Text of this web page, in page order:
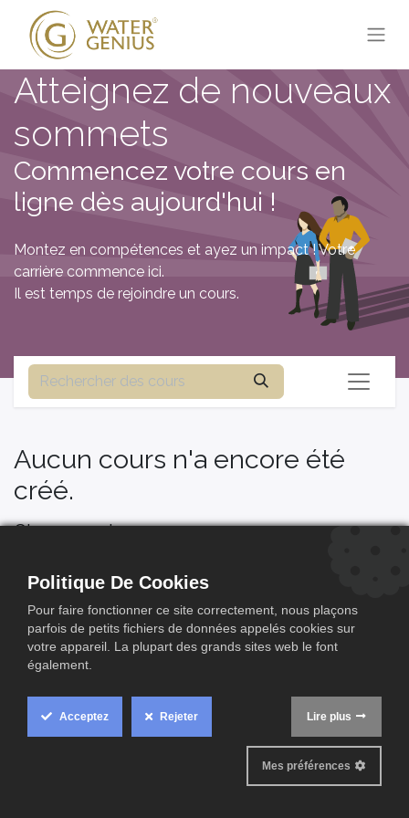
Atteignez de nouveaux
sommets
Commencez votre cours en
ligne dès aujourd'hui !
Montez en compétences et ayez un impact ! Votre
carrière commence ici.
Il est temps de rejoindre un cours.
Classement
Aucun classement pour l'instant :(
Aucun cours n'a encore été
créé.
Politique De Cookies
Pour faire fonctionner ce site correctement, nous plaçons
parfois de petits fichiers de données appelés cookies sur
votre appareil. La plupart des grands sites web le font
également.
Acceptez Rejeter Lire plus
Mes préférences